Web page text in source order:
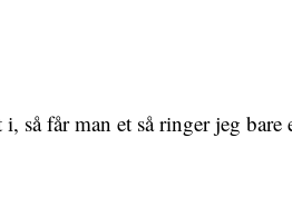
så får man et så ringer jeg bare